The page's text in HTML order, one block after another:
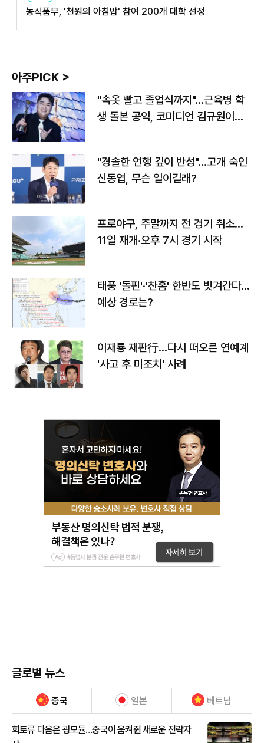
농식품부, '천원의 아침밥' 참여 200개 대학 선정
아주PICK >
"속옷 빨고 졸업식까지"…근육병 학
생 돌본 공익, 코미디언 김규원이었
"경솔한 언행 깊이 반성"…고개 숙인
신동엽, 무슨 일이길래?
프로야구, 주말까지 전 경기 취소…
11일 재개·오후 7시 경기 시작
태풍 '돌핀'·'찬홈' 한반도 빗겨간다…
예상 경로는?
이재룡 재판行…다시 떠오른 연예계
'사고 후 미조치' 사례
글로벌 뉴스
중국 일본 베트남
희토류 다음은 광모듈…중국이 움켜쥔 새로운 전략자